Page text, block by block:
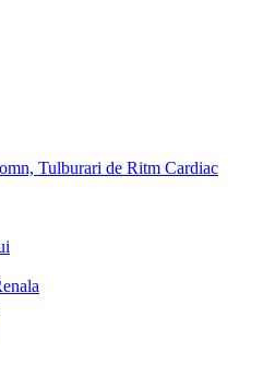
Tulburari de Ritm Cardiac